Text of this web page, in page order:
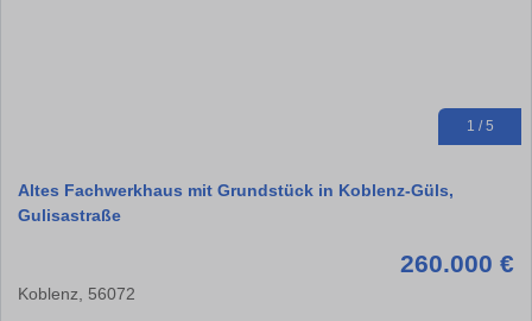
1 / 5
Altes Fachwerkhaus mit Grundstück in Koblenz-Güls,
Gulisastraße
260.000 €
Koblenz, 56072